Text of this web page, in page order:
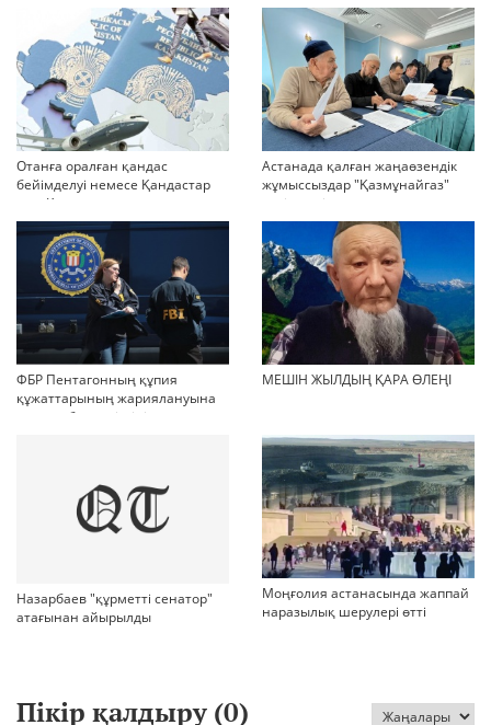
Отанға оралған қандас
бейімделуі немесе Қандастар
мен Қазақстандағы
мигранттарды ақпараттық
қолдау және әлеуметтік
бейімдеудің медиа-стратегиясы
Астанада қалған жаңаөзендік
жұмыссыздар "Қазмұнайгаз"
келіссөзді тоқтатып тастады
дейді
ФБР Пентагонның құпия
құжаттарының жариялануына
қатысы бар күдіктіні қамады
МЕШІН ЖЫЛДЫҢ ҚАРА ӨЛЕҢІ
Назарбаев "құрметті сенатор"
атағынан айырылды
Моңғолия астанасында жаппай
наразылық шерулері өтті
Пікір қалдыру (0)